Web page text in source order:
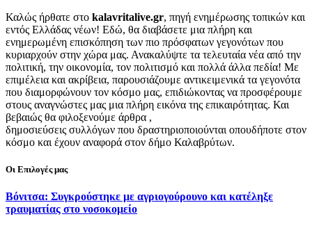
Καλώς ήρθατε στο kalavritalive.gr, πηγή ενημέρωσης τοπικών και
εντός Ελλάδας νέων! Εδώ, θα διαβάσετε μια πλήρη και
ενημερωμένη επισκόπηση των πιο πρόσφατων γεγονότων που
κυριαρχούν στην χώρα μας. Ανακαλύψτε τα τελευταία νέα από την
πολιτική, την οικονομία, τον πολιτισμό και πολλά άλλα πεδία! Με
επιμέλεια και ακρίβεια, παρουσιάζουμε αντικειμενικά τα γεγονότα
που διαμορφώνουν τον κόσμο μας, επιδιώκοντας να προσφέρουμε
στους αναγνώστες μας μια πλήρη εικόνα της επικαιρότητας. Και
βεβαιώς θα φιλοξενούμε άρθρα ,
δημοσιεύσεις συλλόγων που δραστηριοποιούνται οπουδήποτε στον
κόσμο και έχουν αναφορά στον δήμο Καλαβρύτων.
Οι Επιλογές μας
Βόνιτσα: Συγκρούστηκε με αγριογούρουνο και κατέληξε
τραυματίας στο νοσοκομείο